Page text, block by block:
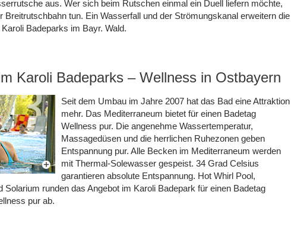
aus. Wer sich beim Rutschen einmal ein Duell liefern möchte,
Breitrutschbahn tun. Ein Wasserfall und der Strömungskanal erweitern die
Badeparks im Bayr. Wald.
Karoli Badeparks – Wellness in Ostbayern
Seit dem Umbau im Jahre 2007 hat das Bad eine Attraktion
mehr. Das Mediterraneum bietet für einen Badetag
Wellness pur. Die angenehme Wassertemperatur,
Massagedüsen und die herrlichen Ruhezonen geben
Entspannung pur. Alle Becken im Mediterraneum werden
mit Thermal-Solewasser gespeist. 34 Grad Celsius
garantieren absolute Entspannung. Hot Whirl Pool,
Solarium runden das Angebot im Karoli Badepark für einen Badetag
pur ab.